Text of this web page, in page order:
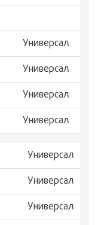
Универсал
Универсал
Универсал
Универсал
Универсал
Универсал
Универсал